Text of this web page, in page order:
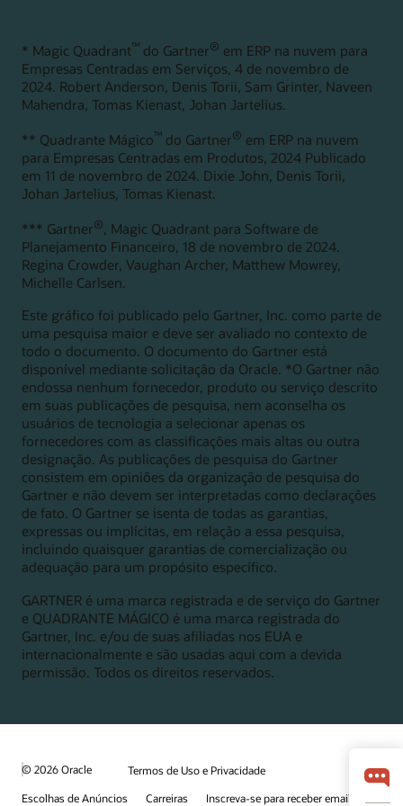
Explore o Enterprise Performance Management
* Magic Quadrant™ do Gartner® em ERP na nuvem para
Empresas Centradas em Serviços, 4 de novembro de
2024. Robert Anderson, Denis Torii, Sam Grinter, Naveen
Mahendra, Tomas Kienast, Johan Jartelius.
** Quadrante Mágico™ do Gartner® em ERP na nuvem
para Empresas Centradas em Produtos, 2024 Publicado
em 11 de novembro de 2024. Dixie John, Denis Torii,
Johan Jartelius, Tomas Kienast.
*** Gartner®, Magic Quadrant para Software de
Planejamento Financeiro, 18 de novembro de 2024.
Regina Crowder, Vaughan Archer, Matthew Mowrey,
Michelle Carlsen.
Este gráfico foi publicado pelo Gartner, Inc. como parte de
uma pesquisa maior e deve ser avaliado no contexto de
todo o documento. O documento do Gartner está
disponível mediante solicitação da Oracle. *O Gartner não
endossa nenhum fornecedor, produto ou serviço descrito
em suas publicações de pesquisa, nem aconselha os
usuários de tecnologia a selecionar apenas os
fornecedores com as classificações mais altas ou outra
designação. As publicações de pesquisa do Gartner
consistem em opiniões da organização de pesquisa do
Gartner e não devem ser interpretadas como declarações
de fato. O Gartner se isenta de todas as garantias,
expressas ou implícitas, em relação a essa pesquisa,
incluindo quaisquer garantias de comercialização ou
adequação para um propósito específico.
GARTNER é uma marca registrada e de serviço do Gartner
e QUADRANTE MÁGICO é uma marca registrada do
Gartner, Inc. e/ou de suas afiliadas nos EUA e
internacionalmente e são usadas aqui com a devida
permissão. Todos os direitos reservados.
© 2026 Oracle
Termos de Uso e Privacidade
Escolhas de Anúncios
Carreiras Inscreva-se para receber emails